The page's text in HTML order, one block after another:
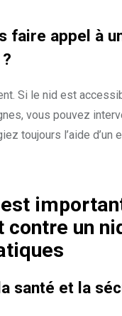
faire appel à
?
Si le nid est
vous pouvez
toujours l’aide d’un
contre un
santé et la